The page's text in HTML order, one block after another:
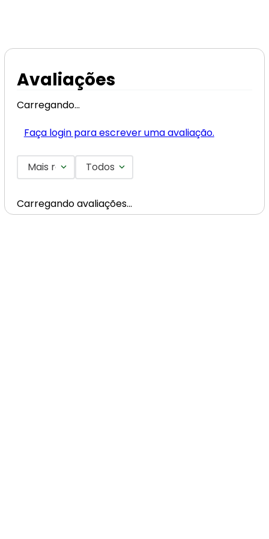
Avaliações
Carregando…
Faça login para escrever uma avaliação.
Mais recentesTodos
Carregando avaliações…